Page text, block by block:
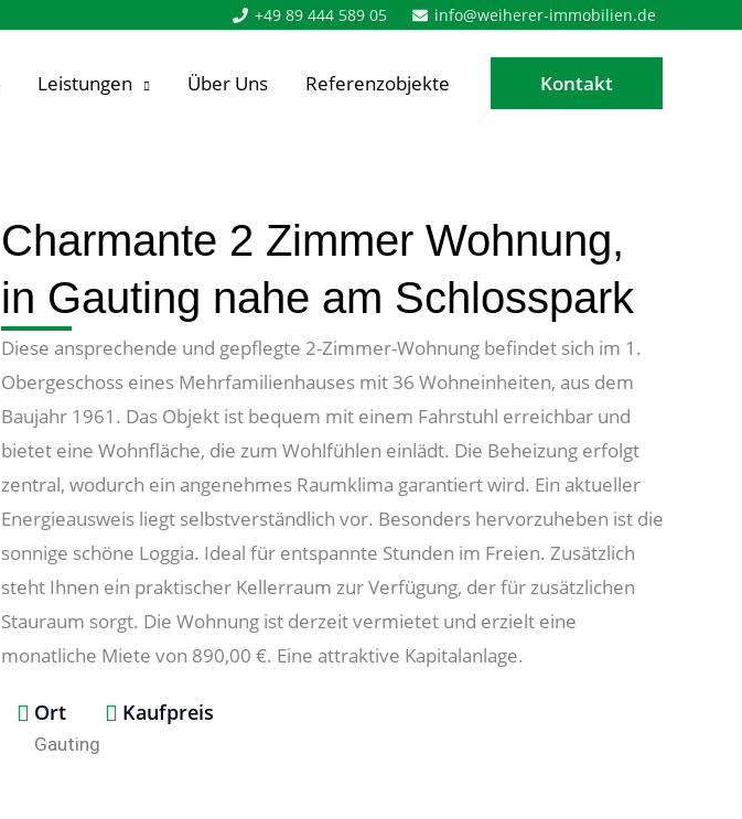
+49 89 444 589 05 info@weiherer-immobilien.de
Leistungen Über Uns Referenzobjekte Kontakt
Charmante 2 Zimmer Wohnung,
in Gauting nahe am Schlosspark
Diese ansprechende und gepflegte 2-Zimmer-Wohnung befindet sich im 1.
Obergeschoss eines Mehrfamilienhauses mit 36 Wohneinheiten, aus dem
Baujahr 1961. Das Objekt ist bequem mit einem Fahrstuhl erreichbar und
bietet eine Wohnfläche, die zum Wohlfühlen einlädt. Die Beheizung erfolgt
zentral, wodurch ein angenehmes Raumklima garantiert wird. Ein aktueller
Energieausweis liegt selbstverständlich vor. Besonders hervorzuheben ist die
sonnige schöne Loggia. Ideal für entspannte Stunden im Freien. Zusätzlich
steht Ihnen ein praktischer Kellerraum zur Verfügung, der für zusätzlichen
Stauraum sorgt. Die Wohnung ist derzeit vermietet und erzielt eine
monatliche Miete von 890,00 €. Eine attraktive Kapitalanlage.
Ort
Gauting
Kaufpreis